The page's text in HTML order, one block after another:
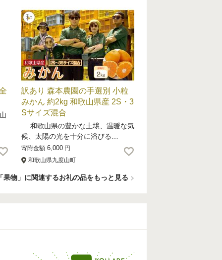
訳あり 森本農園の手選別 小粒
みかん 約2kg 和歌山県産 2S・3
Sサイズ混合
和歌山県の豊かな土壌、温暖な気
候、太陽の光を十分に浴びる…
寄附金額 6,000 円
和歌山県九度山町
果物」に関連するお礼の品をもっと見る